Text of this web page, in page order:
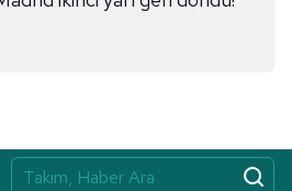
kullanılan çerezlerle ilgili bilgi